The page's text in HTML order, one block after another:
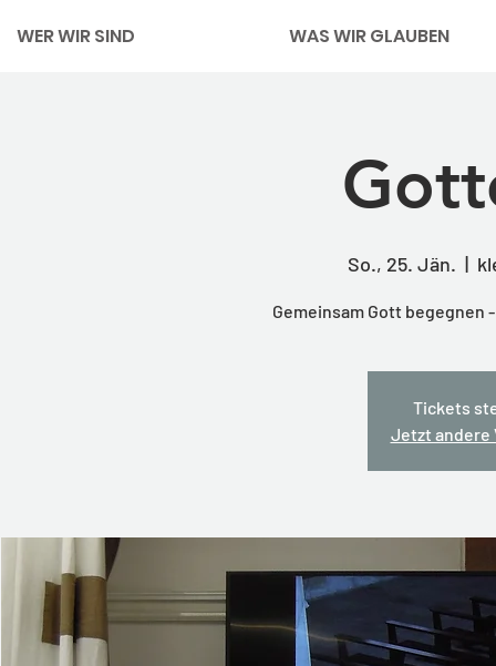
WER WIR SIND WAS WIR GLAUBEN
So., 25. Jän.
  |
Gemeinsam Gott begegnen
Tickets
Jetzt andere